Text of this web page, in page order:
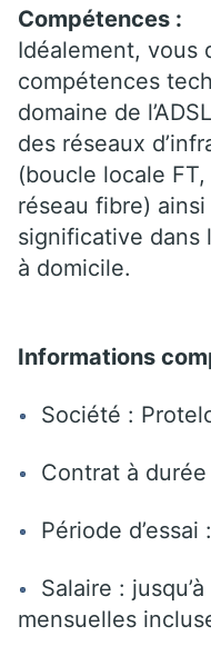
Compétences :
Idéalement, vous
compétences
domaine de
des réseaux
(boucle locale
réseau fibre)
significative dans
à domicile.
Informations
Société :
Contrat à
Période
Salaire :
mensuelles